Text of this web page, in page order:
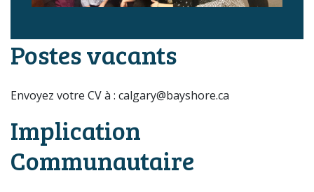
Postes vacants
Envoyez votre CV à : calgary@bayshore.ca
Implication
Communautaire